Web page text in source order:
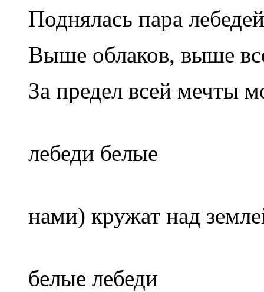
Поднялась пара лебедей
Выше облаков, выше
За предел всей мечты
лебеди белые
нами) кружат над
белые лебеди